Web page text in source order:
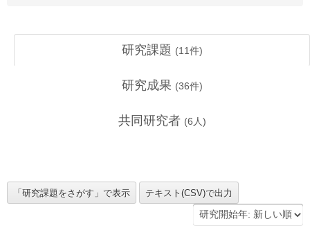
研究課題 (11件)
研究成果 (36件)
共同研究者 (6 人)